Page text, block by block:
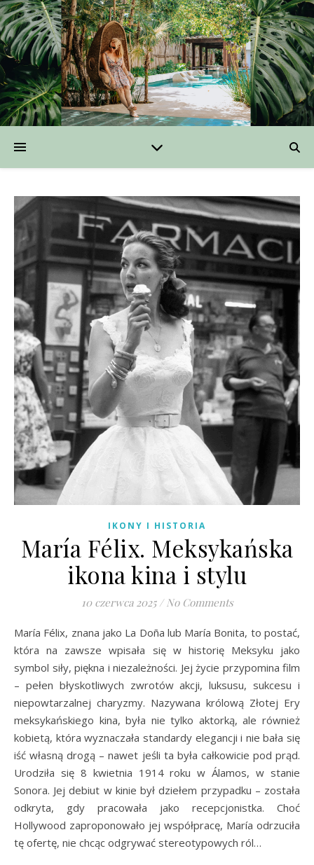
IKONY I HISTORIA
María Félix. Meksykańska
ikona kina i stylu
10 czerwca 2025 / No Comments
María Félix, znana jako La Doña lub María Bonita, to postać,
która na zawsze wpisała się w historię Meksyku jako
symbol siły, piękna i niezależności. Jej życie przypomina film
– pełen błyskotliwych zwrotów akcji, luksusu, sukcesu i
niepowtarzalnej charyzmy. Nazywana królową Złotej Ery
meksykańskiego kina, była nie tylko aktorką, ale również
kobietą, która wyznaczała standardy elegancji i nie bała się
iść własną drogą – nawet jeśli ta była całkowicie pod prąd.
Urodziła się 8 kwietnia 1914 roku w Álamos, w stanie
Sonora. Jej debiut w kinie był dziełem przypadku – została
odkryta, gdy pracowała jako recepcjonistka. Choć
Hollywood zaproponowało jej współpracę, María odrzuciła
tę ofertę, nie chcąc odgrywać stereotypowych ról…